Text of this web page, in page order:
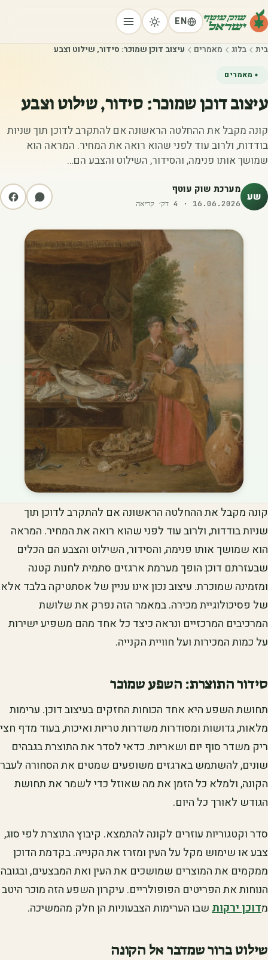
EN
בית בלוג מאמרים עיצוב דוכן שמוכר: סידור, שילוט וצבע
מאמרים
עיצוב דוכן שמוכר: סידור, שילוט וצבע
קונה מקבל את ההחלטה הראשונה אם להתקרב לדוכן תוך שניות
בודדות, ולרוב עוד לפני שהוא רואה את המחיר. המראה הוא
שמושך אותו פנימה, והסידור, השילוט והצבע הם…
שע מערכת שוק עוטף
16.06.2026
·
4 דק׳ קריאה
קונה מקבל את ההחלטה הראשונה אם להתקרב לדוכן תוך
שניות בודדות, ולרוב עוד לפני שהוא רואה את המחיר. המראה
הוא שמושך אותו פנימה, והסידור, השילוט והצבע הם הכלים
שבעזרתם דוכן הופך מערמת ארגזים סתמית לחנות קטנה
ומזמינה שמוכרת. עיצוב נכון אינו עניין של אסתטיקה בלבד אלא
של פסיכולוגיית מכירה. במאמר הזה נפרק את שלושת
המרכיבים המרכזיים ונראה כיצד כל אחד מהם משפיע ישירות
על כמות המכירות ועל חוויית הקנייה.
סידור התוצרת: השפע שמוכר
תחושת השפע היא אחד הכוחות החזקים בעיצוב דוכן. ערימות
מלאות, גדושות ומסודרות משדרות טריות ואיכות, בעוד מדף חצי
ריק משדר סוף יום ושאריות. כדאי לסדר את התוצרת בגבהים
שונים, להשתמש בארגזים משופעים שמטים את הסחורה לעבר
הקונה, ולמלא כל הזמן את מה שאוזל כדי לשמר את תחושת
הגודש לאורך כל היום.
סדר וקטגוריות עוזרים לקונה להתמצא. קיבוץ התוצרת לפי סוג,
צבע או שימוש מקל על העין ומזרז את הקנייה. בקדמת הדוכן
ממקמים את המוצרים שמושכים את העין ואת המבצעים, ובגובה
הנוחות את הפריטים הפופולריים. עיקרון השפע הזה מוכר היטב
מדוכן ירקותשבו הערימות הצבעוניות הן חלק מהמשיכה.
שילוט ברור שמדבר אל הקונה